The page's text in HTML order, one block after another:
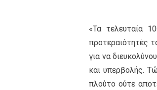
«Τα τελευταία
προτεραιότητές
για να
και υπερβολής.
πλούτο ούτε